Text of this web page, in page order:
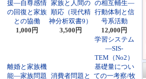
援―自尊感情
の回復と家族
との協働
1,000円
家族と人間の
順応（現代精
神分析双書9）
3,500円
の相互輔生―
行動体制と信
号系活動
12,000円
離婚と家族機
能―家族問題 消費者問題と
学習システム
―SIS-
TEM（No2）
基礎量につい
ての一考察/牧